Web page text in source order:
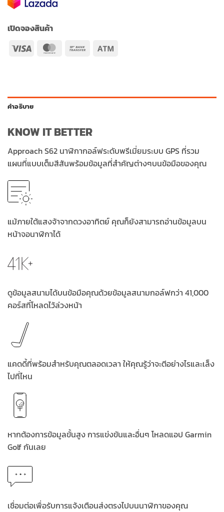
เปิดจองสินค้า
Visa
MasterCard
Bank
คำอธิบาย
KNOW IT BETTER
Approach S62 นาฬิกากอล์ฟระดับพรีเมี่ยมระบบ GPS ที่รวม
แผนที่แบบเต็มสีสันพร้อมข้อมูลที่สำคัญต่างๆบนข้อมือของคุณ
แม้ภายใต้แสงจ้าจากดวงอาทิตย์ คุณก็ยังสามารถอ่านข้อมูลบน
หน้าจอนาฬิกาได้
ดูข้อมูลสนามได้บนข้อมือคุณด้วยข้อมูลสนามกอล์ฟกว่า 41,000
คอร์สที๋โหลดไว้ล่วงหน้า
แคดดี้ที่พร้อมสำหรับคุณตลอดเวลา ให้คุณรู้ว่าจะตีอย่างไรและเล็ง
ไปที่ไหน
หากต้องการข้อมูลขั้นสูง การแข่งขันและอื่นๆ โหลดแอป Garmin
Golf กันเลย
เชื่อมต่อเพื่อรับการแจ้งเตือนส่งตรงไปบนนาฬิกาของคุณ